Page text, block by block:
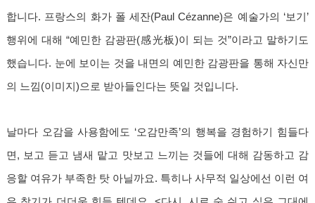
합니다. 프랑스의 화가 폴 세잔(Paul Cézanne)은 예술가의 ‘보기’
행위에 대해 “예민한 감광판(感光板)이 되는 것”이라고 말하기도
했습니다. 눈에 보이는 것을 내면의 예민한 감광판을 통해 자신만
의 느낌(이미지)으로 받아들인다는 뜻일 것입니다.
날마다 오감을 사용함에도 ‘오감만족’의 행복을 경험하기 힘들다
면, 보고 듣고 냄새 맡고 맛보고 느끼는 것들에 대해 감동하고 감
응할 여유가 부족한 탓 아닐까요. 특히나 사무적 일상에선 이런 여